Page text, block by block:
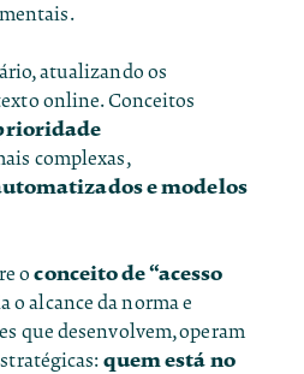
atualizando os
online. Conceitos
complexas,
e modelos
oconceito de “acesso
o alcance da norma e
que desenvolvem, operam
quem está no